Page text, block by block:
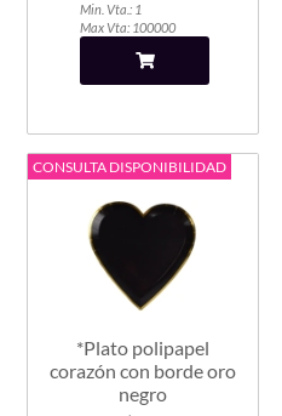
Min. Vta.: 1
Max Vta: 100000
CONSULTA DISPONIBILIDAD
*Plato polipapel
corazón con borde oro
negro